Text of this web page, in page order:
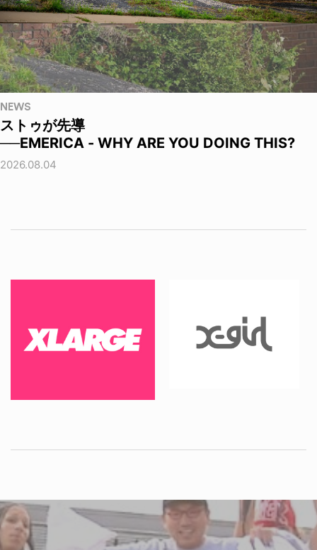
NEWS
ストゥが先導
──EMERICA - WHY ARE YOU DOING THIS?
2026.08.04